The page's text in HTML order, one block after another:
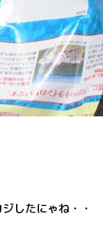
したにゃね・・